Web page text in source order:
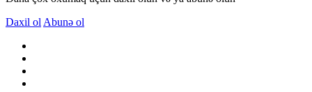
Daxil ol Abunə ol